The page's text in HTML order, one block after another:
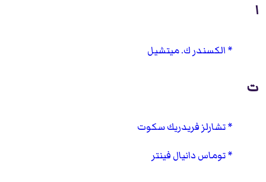
ا
الكسندر ك. ميتشيل
ت
تشارلز فريدريك سكوت
توماس دانيال فينتر